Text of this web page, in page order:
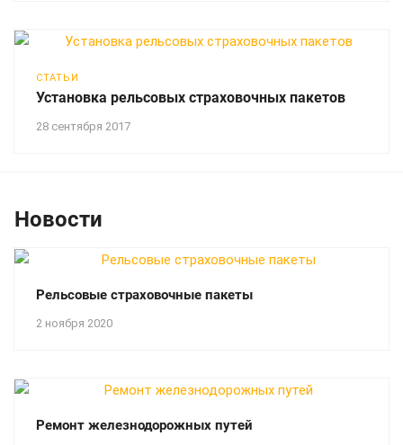
28 сентября 2017
СТАТЬИ
Установка рельсовых страховочных пакетов
Новости
2 ноября 2020
Рельсовые страховочные пакеты
Ремонт железнодорожных путей